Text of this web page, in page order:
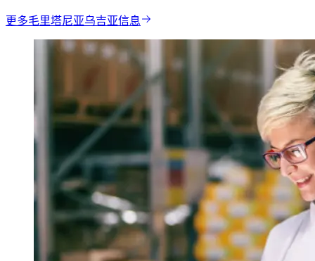
更多毛里塔尼亚乌吉亚信息